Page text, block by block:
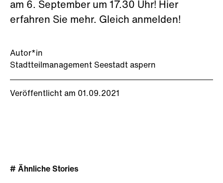
Autor*in
Stadtteilmanagement Seestadt aspern
Veröffentlicht am 01.09.2021
am 6. September um 17.30 Uhr! Hier
erfahren Sie mehr. Gleich anmelden!
# Ähnliche Stories